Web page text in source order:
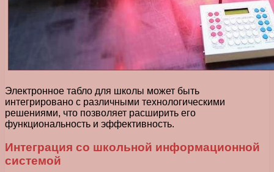
Электронное табло для школы может быть
интегрировано с различными технологическими
решениями, что позволяет расширить его
функциональность и эффективность.
Интеграция со школьной информационной
системой